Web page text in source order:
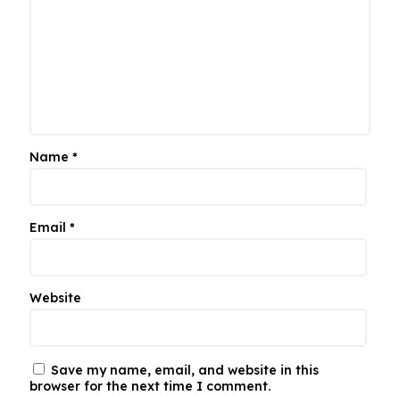
Name *
Email *
Website
Save my name, email, and website in this
browser for the next time I comment.